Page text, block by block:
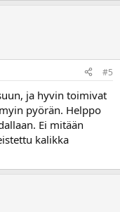
#5
ja hyvin toimivat
pyörän. Helppo
Ei mitään
kalikka